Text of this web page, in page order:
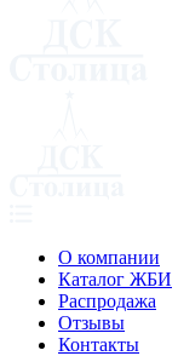
О компании
Каталог ЖБИ
Распродажа
Отзывы
Контакты